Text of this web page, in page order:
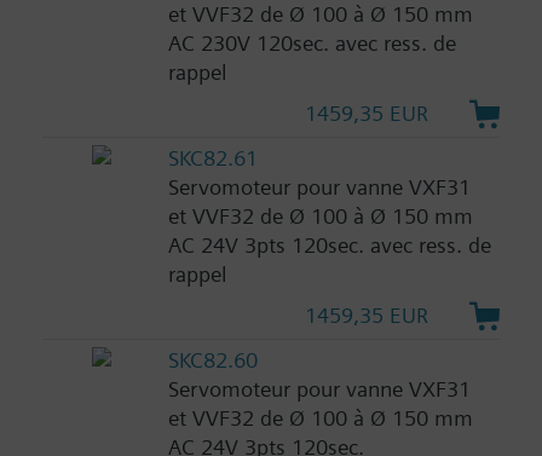
et VVF32 de Ø 100 à Ø 150 mm
AC 230V 120sec. avec ress. de
rappel
1459,35 EUR
SKC82.61
Servomoteur pour vanne VXF31
et VVF32 de Ø 100 à Ø 150 mm
AC 24V 3pts 120sec. avec ress. de
rappel
1459,35 EUR
SKC82.60
Servomoteur pour vanne VXF31
et VVF32 de Ø 100 à Ø 150 mm
AC 24V 3pts 120sec.